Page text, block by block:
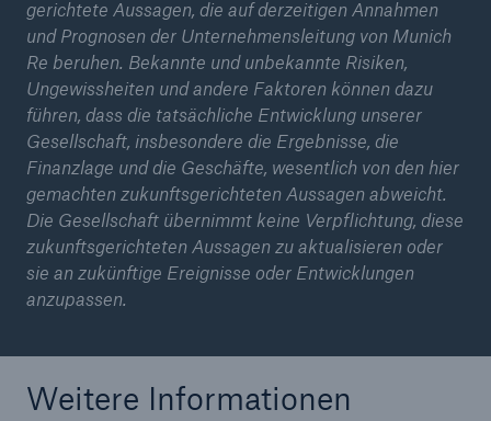
gerichtete Aussagen, die auf derzeitigen Annahmen
und Prognosen der Unternehmensleitung von Munich
Re beruhen. Bekannte und unbekannte Risiken,
Ungewissheiten und andere Faktoren können dazu
führen, dass die tatsächliche Entwicklung unserer
Gesellschaft, insbesondere die Ergebnisse, die
Finanzlage und die Geschäfte, wesentlich von den hier
gemachten zukunftsgerichteten Aussagen abweicht.
Die Gesellschaft übernimmt keine Verpflichtung, diese
zukunftsgerichteten Aussagen zu aktualisieren oder
sie an zukünftige Ereignisse oder Entwicklungen
anzupassen.
Weitere Informationen